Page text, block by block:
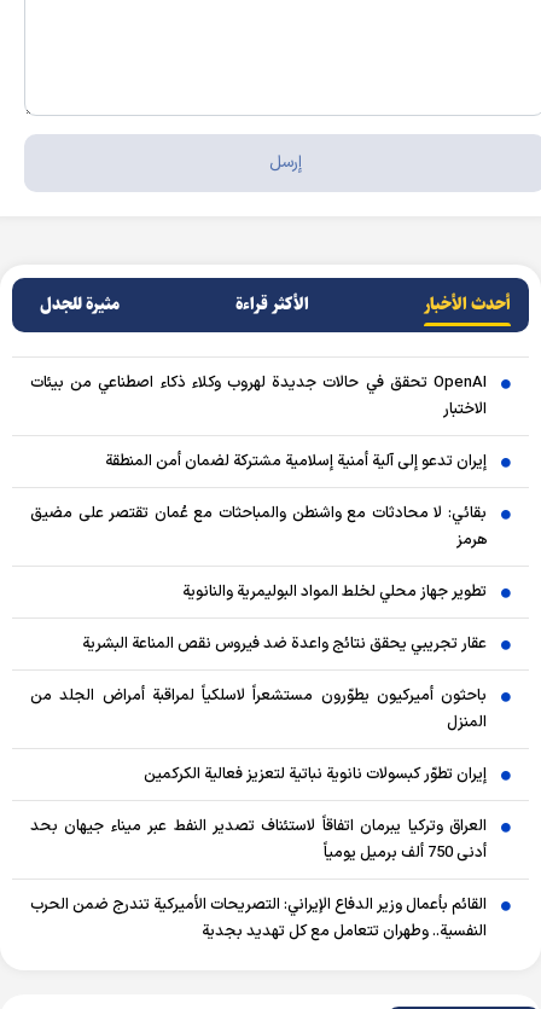
أحدث الأخبار الأکثر قراءة مثيرة للجدل
OpenAI تحقق في حالات جديدة لهروب وكلاء ذكاء اصطناعي من بيئات
الاختبار
إيران تدعو إلى آلية أمنية إسلامية مشتركة لضمان أمن المنطقة
بقائي: لا محادثات مع واشنطن والمباحثات مع عُمان تقتصر على مضيق
هرمز
تطوير جهاز محلي لخلط المواد البوليمرية والنانوية
عقار تجريبي يحقق نتائج واعدة ضد فيروس نقص المناعة البشرية
باحثون أميركيون يطوّرون مستشعراً لاسلكياً لمراقبة أمراض الجلد من
المنزل
إيران تطوّر كبسولات نانوية نباتية لتعزيز فعالية الكركمين
العراق وتركيا يبرمان اتفاقاً لاستئناف تصدير النفط عبر ميناء جيهان بحد
أدنى 750 ألف برميل يومياً
القائم بأعمال وزير الدفاع الإيراني: التصريحات الأميركية تندرج ضمن الحرب
النفسية.. وطهران تتعامل مع كل تهديد بجدية